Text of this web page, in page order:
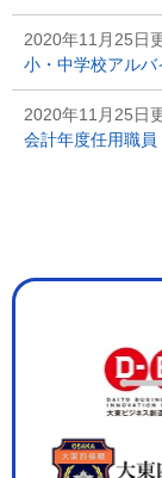
2020年11月25日
小・中学校アル
2020年11月25日
会計年度任用職